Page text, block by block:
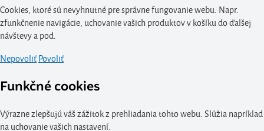
Cookies, ktoré sú nevyhnutné pre správne fungovanie webu. Napr.
zfunkčnenie navigácie, uchovanie vašich produktov v košíku do ďalšej
návštevy a pod.
NepovoliťPovoliť
Funkčné cookies
Výrazne zlepšujú váš zážitok z prehliadania tohto webu. Slúžia napríklad
na uchovanie vašich nastavení.